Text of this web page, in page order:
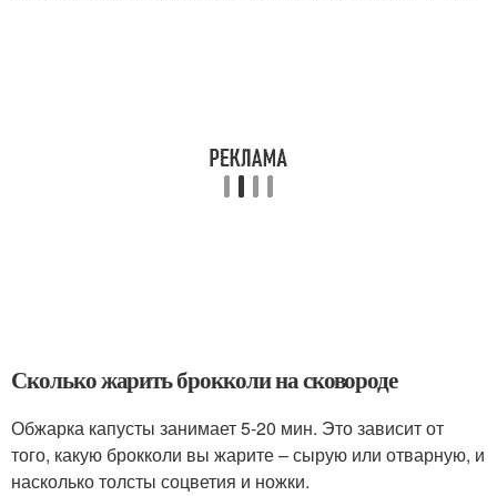
Сколько жарить брокколи на сковороде
Обжарка капусты занимает 5-20 мин. Это зависит от
того, какую брокколи вы жарите – сырую или отварную, и
насколько толсты соцветия и ножки.